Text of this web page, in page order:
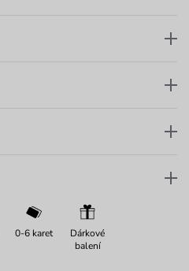
0-6 karet
Dárkové
balení